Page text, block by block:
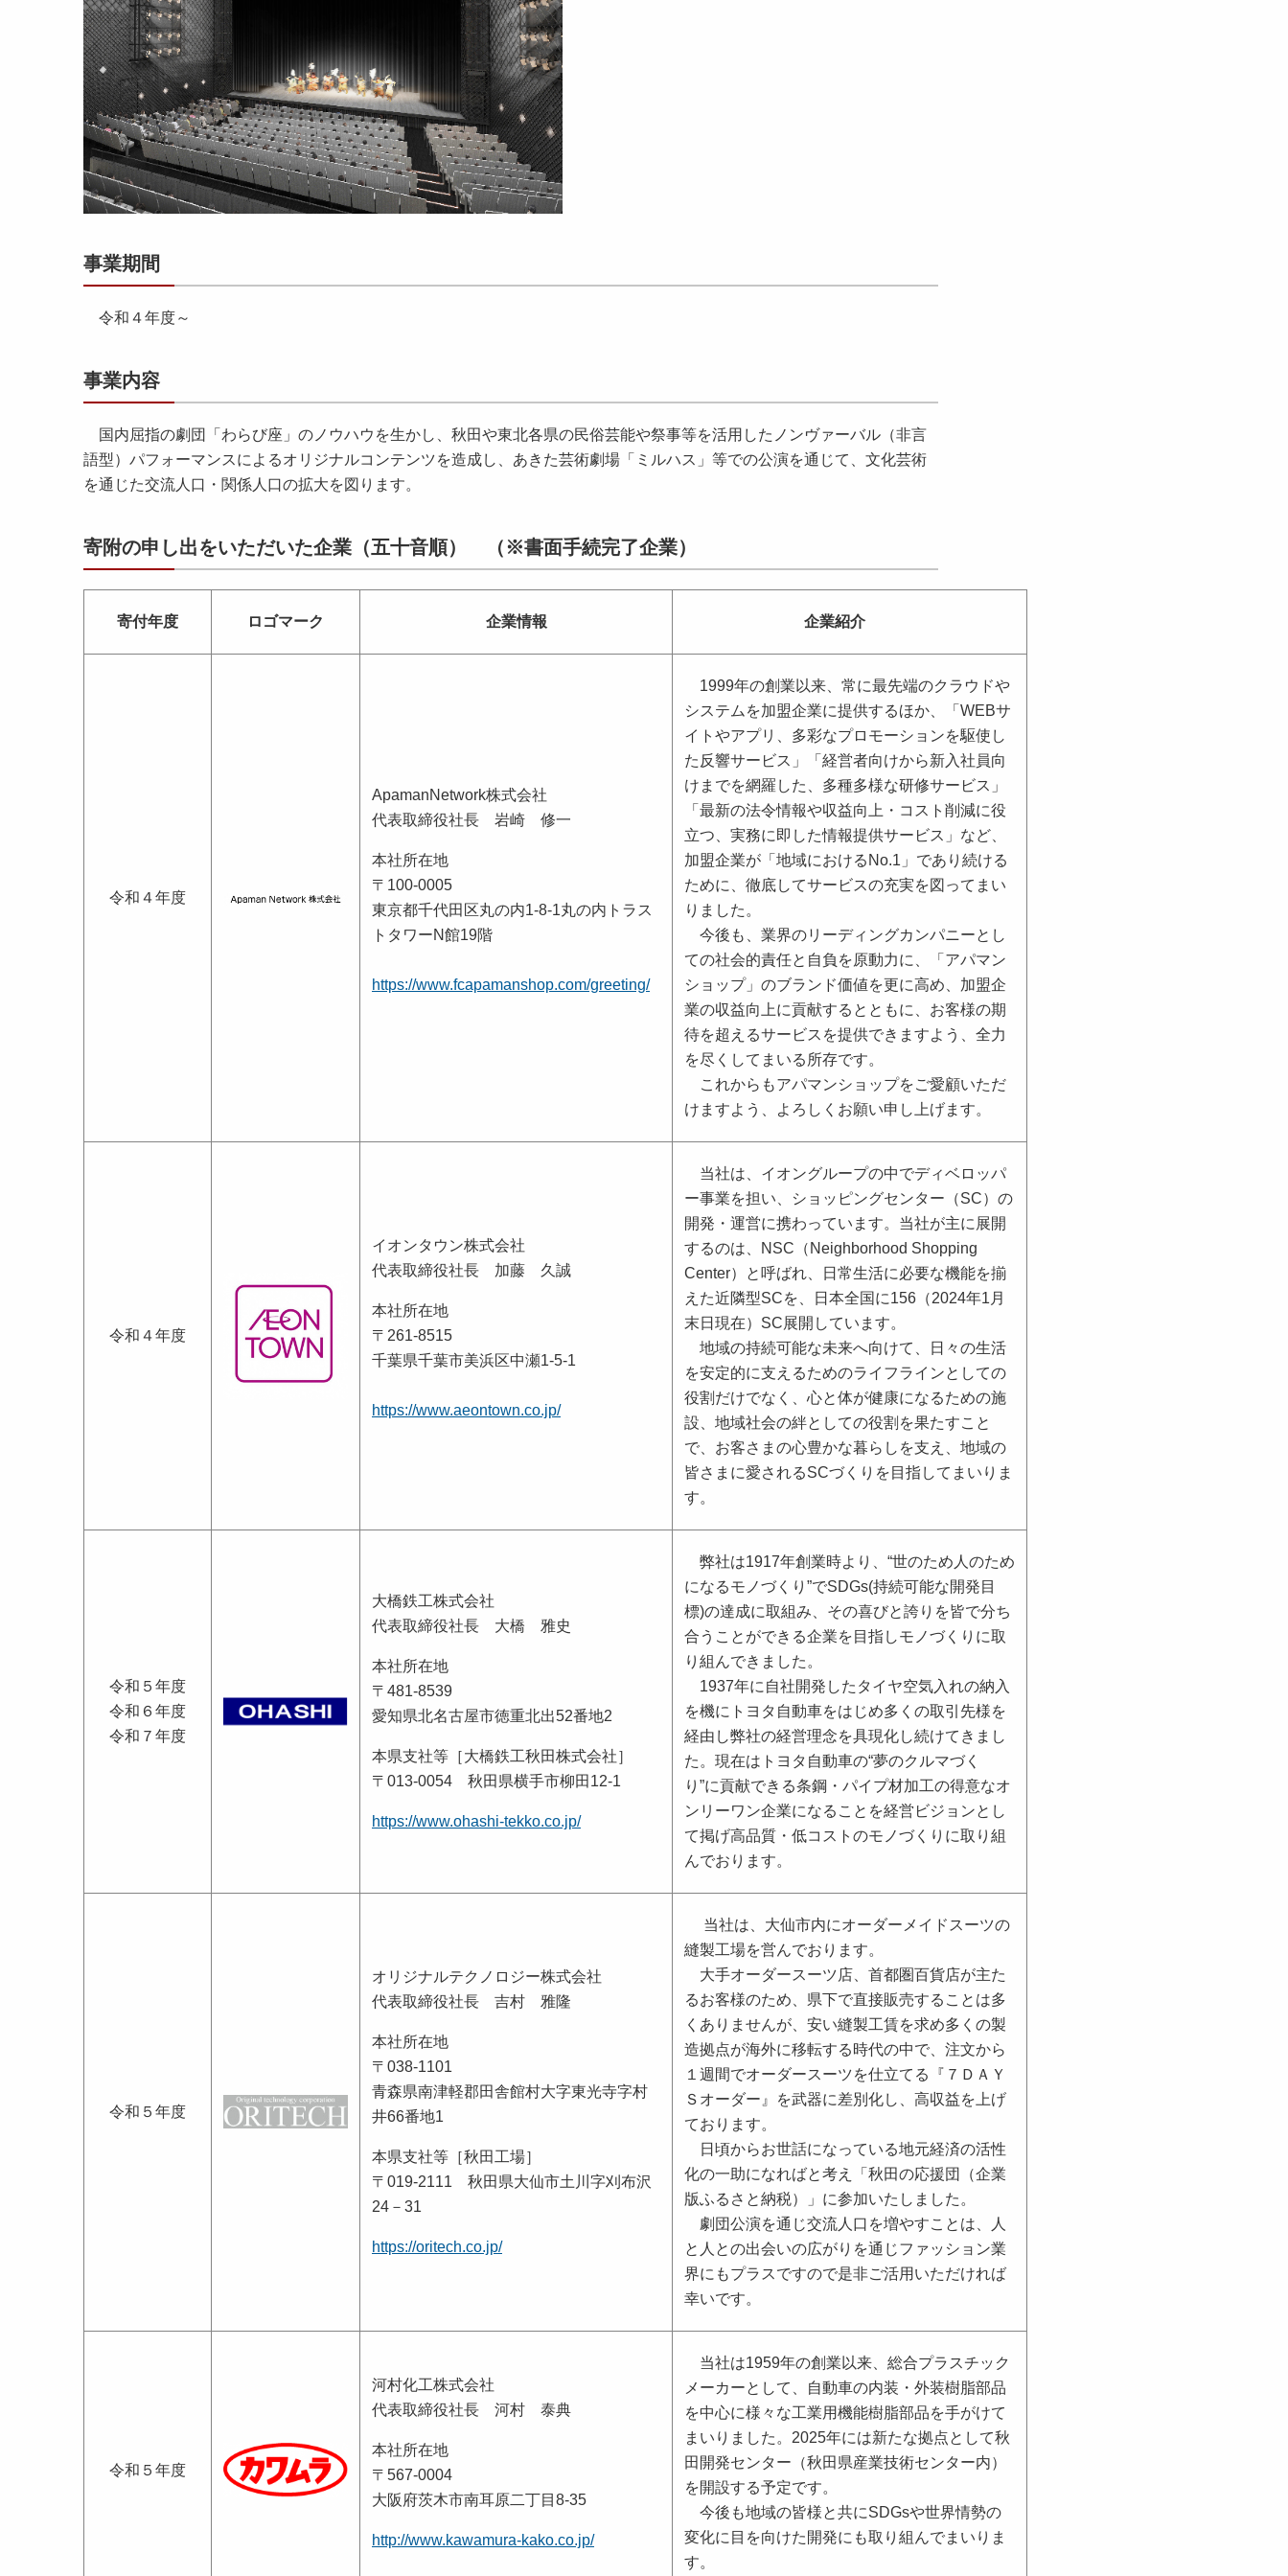
事業期間
令和４年度～
事業内容
国内屈指の劇団「わらび座」のノウハウを生かし、秋田や東北各県の民俗芸能や祭事等を活用したノンヴァーバル（非言
語型）パフォーマンスによるオリジナルコンテンツを造成し、あきた芸術劇場「ミルハス」等での公演を通じて、文化芸術
を通じた交流人口・関係人口の拡大を図ります。
寄附の申し出をいただいた企業（五十音順） （※書面手続完了企業）
寄付年度 ロゴマーク 企業情報 企業紹介
令和４年度
ApamanNetwork株式会社
代表取締役社長 岩崎 修一
本社所在地
〒100-0005
東京都千代田区丸の内1-8-1丸の内トラス
トタワーN館19階
https://www.fcapamanshop.com/greeting/
1999年の創業以来、常に最先端のクラウドや
システムを加盟企業に提供するほか、「WEBサ
イトやアプリ、多彩なプロモーションを駆使し
た反響サービス」「経営者向けから新入社員向
けまでを網羅した、多種多様な研修サービス」
「最新の法令情報や収益向上・コスト削減に役
立つ、実務に即した情報提供サービス」など、
加盟企業が「地域におけるNo.1」であり続ける
ために、徹底してサービスの充実を図ってまい
りました。
今後も、業界のリーディングカンパニーとし
ての社会的責任と自負を原動力に、「アパマン
ショップ」のブランド価値を更に高め、加盟企
業の収益向上に貢献するとともに、お客様の期
待を超えるサービスを提供できますよう、全力
を尽くしてまいる所存です。
これからもアパマンショップをご愛顧いただ
けますよう、よろしくお願い申し上げます。
令和４年度
イオンタウン株式会社
代表取締役社長 加藤 久誠
本社所在地
〒261-8515
千葉県千葉市美浜区中瀬1-5-1
https://www.aeontown.co.jp/
当社は、イオングループの中でディベロッパ
ー事業を担い、ショッピングセンター（SC）の
開発・運営に携わっています。当社が主に展開
するのは、NSC（Neighborhood Shopping
Center）と呼ばれ、日常生活に必要な機能を揃
えた近隣型SCを、日本全国に156（2024年1月
末日現在）SC展開しています。
地域の持続可能な未来へ向けて、日々の生活
を安定的に支えるためのライフラインとしての
役割だけでなく、心と体が健康になるための施
設、地域社会の絆としての役割を果たすこと
で、お客さまの心豊かな暮らしを支え、地域の
皆さまに愛されるSCづくりを目指してまいりま
す。
令和５年度
令和６年度
令和７年度
大橋鉄工株式会社
代表取締役社長 大橋 雅史
本社所在地
〒481-8539
愛知県北名古屋市徳重北出52番地2
本県支社等［大橋鉄工秋田株式会社］
〒013-0054 秋田県横手市柳田12-1
https://www.ohashi-tekko.co.jp/
弊社は1917年創業時より、“世のため人のため
になるモノづくり”でSDGs(持続可能な開発目
標)の達成に取組み、その喜びと誇りを皆で分ち
合うことができる企業を目指しモノづくりに取
り組んできました。
1937年に自社開発したタイヤ空気入れの納入
を機にトヨタ自動車をはじめ多くの取引先様を
経由し弊社の経営理念を具現化し続けてきまし
た。現在はトヨタ自動車の“夢のクルマづく
り”に貢献できる条鋼・パイプ材加工の得意なオ
ンリーワン企業になることを経営ビジョンとし
て掲げ高品質・低コストのモノづくりに取り組
んでおります。
令和５年度
オリジナルテクノロジー株式会社
代表取締役社長 吉村 雅隆
本社所在地
〒038-1101
青森県南津軽郡田舎館村大字東光寺字村
井66番地1
本県支社等［秋田工場］
〒019-2111 秋田県大仙市土川字刈布沢
24－31
https://oritech.co.jp/
当社は、大仙市内にオーダーメイドスーツの
縫製工場を営んでおります。
大手オーダースーツ店、首都圏百貨店が主た
るお客様のため、県下で直接販売することは多
くありませんが、安い縫製工賃を求め多くの製
造拠点が海外に移転する時代の中で、注文から
１週間でオーダースーツを仕立てる『７ＤＡＹ
Ｓオーダー』を武器に差別化し、高収益を上げ
ております。
日頃からお世話になっている地元経済の活性
化の一助になればと考え「秋田の応援団（企業
版ふるさと納税）」に参加いたしました。
劇団公演を通じ交流人口を増やすことは、人
と人との出会いの広がりを通じファッション業
界にもプラスですので是非ご活用いただければ
幸いです。
令和５年度
河村化工株式会社
代表取締役社長 河村 泰典
本社所在地
〒567-0004
大阪府茨木市南耳原二丁目8-35
http://www.kawamura-kako.co.jp/
当社は1959年の創業以来、総合プラスチック
メーカーとして、自動車の内装・外装樹脂部品
を中心に様々な工業用機能樹脂部品を手がけて
まいりました。2025年には新たな拠点として秋
田開発センター（秋田県産業技術センター内）
を開設する予定です。
今後も地域の皆様と共にSDGsや世界情勢の
変化に目を向けた開発にも取り組んでまいりま
す。